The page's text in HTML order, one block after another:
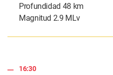
Profundidad 48 km
Magnitud 2.9 MLv
16:30